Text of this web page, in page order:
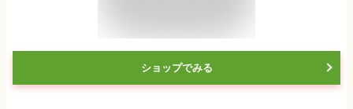
ショップでみる